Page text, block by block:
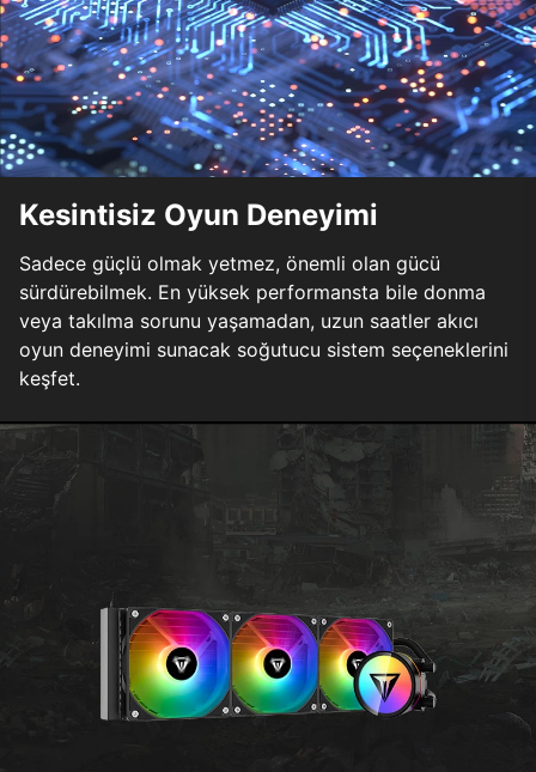
Kesintisiz Oyun Deneyimi
Sadece güçlü olmak yetmez, önemli olan gücü
sürdürebilmek. En yüksek performansta bile donma
veya takılma sorunu yaşamadan, uzun saatler akıcı
oyun deneyimi sunacak soğutucu sistem seçeneklerini
keşfet.